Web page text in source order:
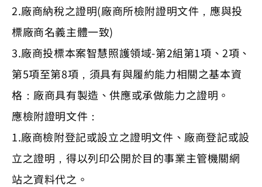
2.廠商納稅之證明(廠商所檢附證明文件，應與投
標廠商名義主體一致)
3.廠商投標本案智慧照護領域-第2組第1項、2項、
第5項至第8項，須具有與履約能力相關之基本資
格：廠商具有製造、供應或承做能力之證明。
應檢附證明文件：
1.廠商檢附登記或設立之證明文件、廠商登記或設
立之證明，得以列印公開於目的事業主管機關網
站之資料代之。